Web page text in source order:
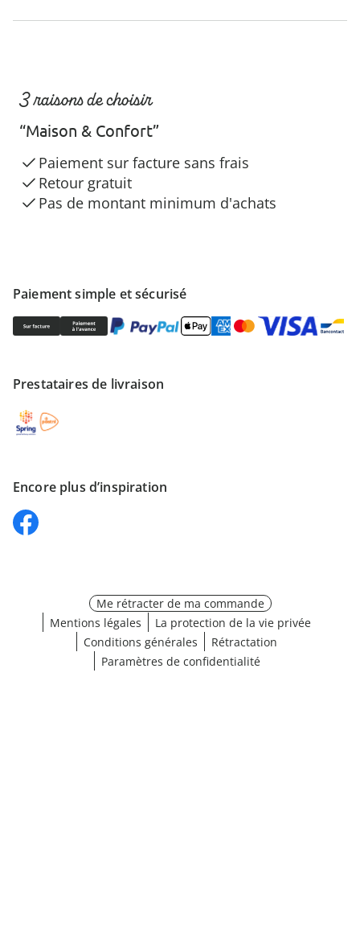
Paiement simple et sécurisé
Prestataires de livraison
Encore plus d’inspiration
3 raisons de choisir
“Maison & Confort”
Paiement sur facture sans frais
Retour gratuit
Pas de montant minimum d'achats
Me rétracter de ma commande
Mentions légales
La protection de la vie privée
Conditions générales
Rétractation
Paramètres de confidentialité